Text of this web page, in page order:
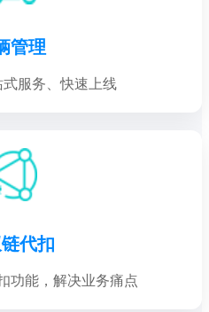
管理
服务、快速上线
代扣
功能，解决业务痛点